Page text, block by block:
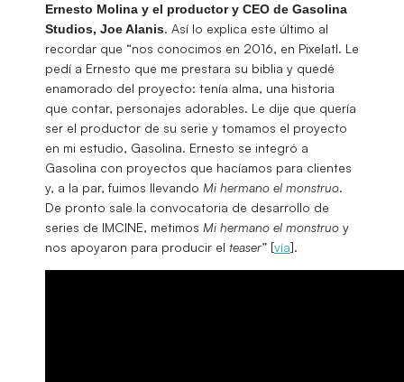
Ernesto Molina y el productor y CEO de Gasolina
Studios, Joe Alanis. Así lo explica este último al
recordar que “nos conocimos en 2016, en Pixelatl. Le
pedí a Ernesto que me prestara su biblia y quedé
enamorado del proyecto: tenía alma, una historia
que contar, personajes adorables. Le dije que quería
ser el productor de su serie y tomamos el proyecto
en mi estudio, Gasolina. Ernesto se integró a
Gasolina con proyectos que hacíamos para clientes
y, a la par, fuimos llevando Mi hermano el monstruo.
De pronto sale la convocatoria de desarrollo de
series de IMCINE, metimos Mi hermano el monstruo y
nos apoyaron para producir el teaser” [vía].